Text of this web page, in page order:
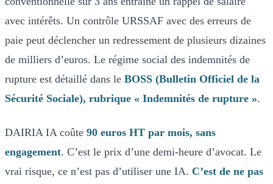
avec intérêts. Un contrôle URSSAF avec des erreurs de
paie peut déclencher un redressement de plusieurs dizaines
de milliers d’euros. Le régime social des indemnités de
rupture est détaillé dans le BOSS (Bulletin Officiel de la
Sécurité Sociale), rubrique « Indemnités de rupture ».
DAIRIA IA coûte 90 euros HT par mois, sans
engagement. C’est le prix d’une demi-heure d’avocat. Le
vrai risque, ce n’est pas d’utiliser une IA. C’est de ne pas